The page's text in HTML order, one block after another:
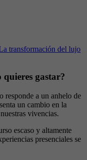
transformación del lujo
quieres gastar?
responde a un anhelo de
un cambio en la
vivencias.
escaso y altamente
presenciales se